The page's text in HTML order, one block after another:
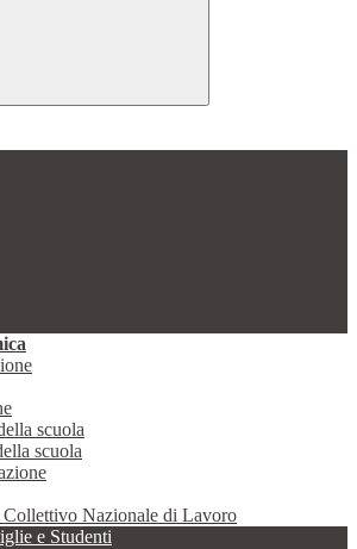
scuola
scuola
Collettivo Nazionale di Lavoro
e Studenti